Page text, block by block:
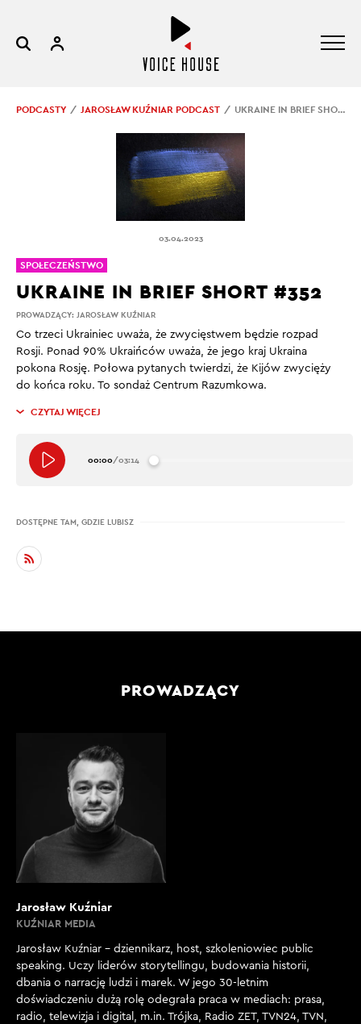
PODCASTY JAROSŁAW KUŹNIAR PODCAST UKRAINE IN BRIEF SHORT #352
03.04.2023
PROWADZĄCY: JAROSŁAW KUŹNIAR
UKRAINE IN BRIEF SHORT #352
Co trzeci Ukrainiec uważa, że zwycięstwem będzie rozpad
Rosji. Ponad 90% Ukraińców uważa, że jego kraj Ukraina
pokona Rosję. Połowa pytanych twierdzi, że Kijów zwycięży
do końca roku. To sondaż Centrum Razumkowa.
CZYTAJ WIĘCEJ
00:00/03:14
DOSTĘPNE TAM, GDZIE LUBISZ
SPOŁECZEŃSTWO
PROWADZĄCY
Jarosław Kuźniar
KUŹNIAR MEDIA
Jarosław Kuźniar – dziennikarz, host, szkoleniowiec public
speaking. Uczy liderów storytellingu, budowania historii,
dbania o narrację ludzi i marek. W jego 30-letnim
doświadczeniu dużą rolę odegrała praca w mediach: prasa,
radio, telewizja i digital, m.in. Trójka, Radio ZET, TVN24, TVN,